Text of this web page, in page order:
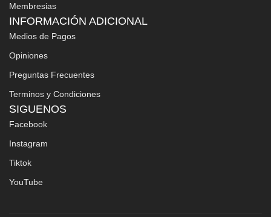
Membresias
INFORMACIÓN ADICIONAL
Medios de Pagos
Opiniones
Preguntas Frecuentes
Terminos y Condiciones
SIGUENOS
Facebook
Instagram
Tiktok
YouTube